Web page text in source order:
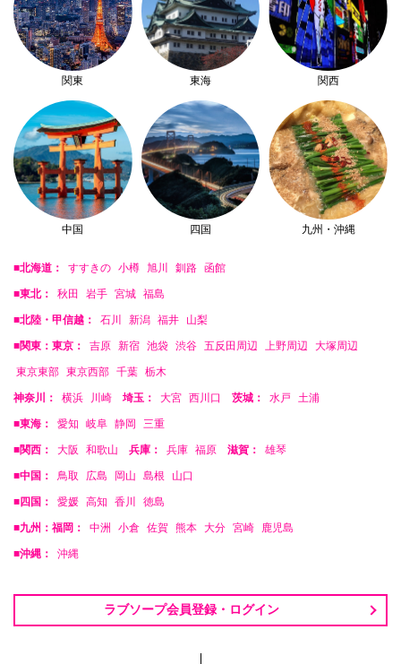
関東 東海 関西
中国 四国 九州・沖縄
■北海道： すすきの 小樽 旭川 釧路 函館
■東北： 秋田 岩手 宮城 福島
■北陸・甲信越： 石川 新潟 福井 山梨
■関東：東京： 吉原 新宿 池袋 渋谷 五反田周辺 上野周辺 大塚周辺
東京東部 東京西部 千葉 栃木
神奈川： 横浜 川崎 埼玉： 大宮 西川口 茨城： 水戸 土浦
■東海： 愛知 岐阜 静岡 三重
■関西： 大阪 和歌山 兵庫： 兵庫 福原 滋賀： 雄琴
■中国： 鳥取 広島 岡山 島根 山口
■四国： 愛媛 高知 香川 徳島
■九州：福岡： 中洲 小倉 佐賀 熊本 大分 宮崎 鹿児島
■沖縄： 沖縄
ラブソープ会員登録・ログイン